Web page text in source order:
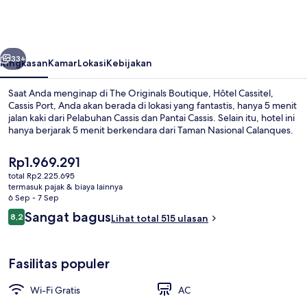
Cassis
Port
Berikutnya
33+
RingkasanKamarLokasiKebijakan
Saat Anda menginap di The Originals Boutique, Hôtel Cassitel,
Cassis Port, Anda akan berada di lokasi yang fantastis, hanya 5 menit
jalan kaki dari Pelabuhan Cassis dan Pantai Cassis. Selain itu, hotel ini
hanya berjarak 5 menit berkendara dari Taman Nasional Calanques.
Harga
saat
ini
Rp1.969.291
Rp1.969.291
total Rp2.225.695
termasuk pajak & biaya lainnya
6 Sep - 7 Sep
Ulasan
8,28,2 dari 10
Sangat bagusLihat total 515 ulasan
Fasilitas populer
Wi-Fi Gratis
AC